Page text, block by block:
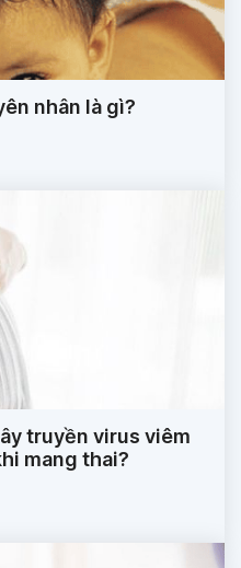
nhân là gì?
truyền virus viêm
mang thai?